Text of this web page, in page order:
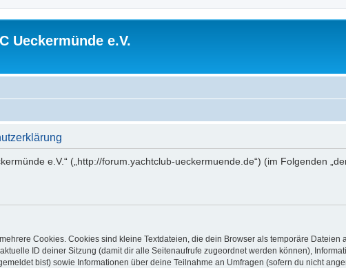
Ueckermünde e.V.
e.V.“ („http://forum.yachtclub-ueckermuende.de“) (im Folgenden
Cookies. Cookies sind kleine Textdateien, die dein Browser als temporäre
ID deiner Sitzung (damit dir alle Seitenaufrufe zugeordnet werden können),
bist) sowie Informationen über deine Teilnahme an Umfragen (sofern du nicht